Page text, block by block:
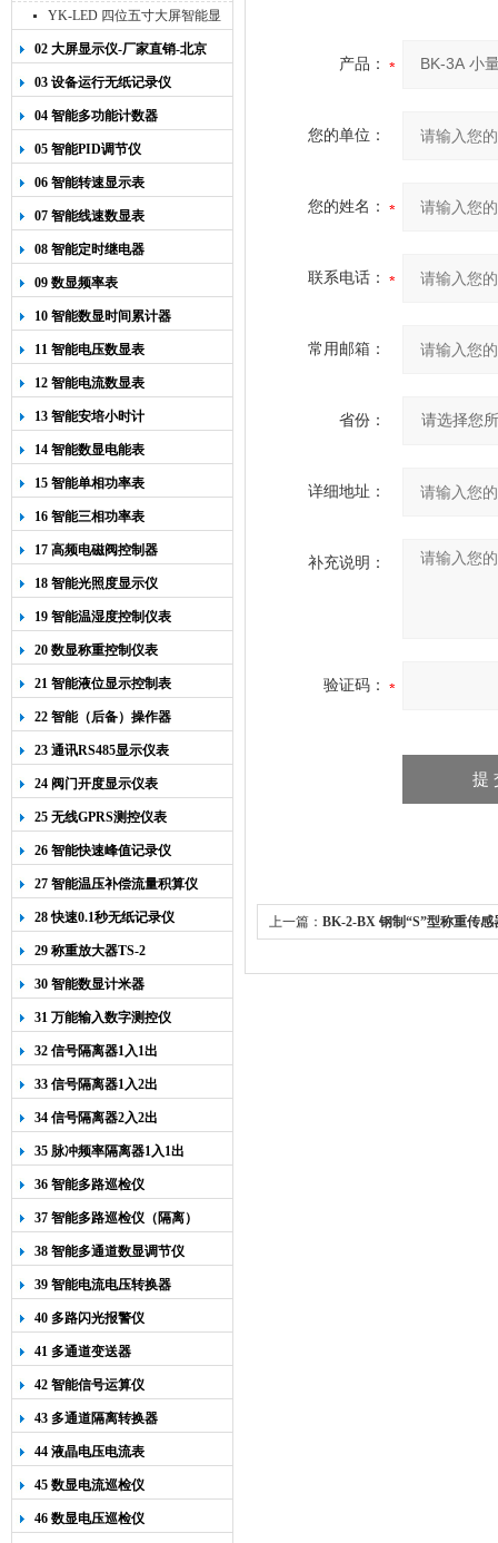
八寸
YK-LED 四位五寸大屏智能显
示仪
02 大屏显示仪-厂家直销-北京
宇科泰吉
03 设备运行无纸记录仪
04 智能多功能计数器
05 智能PID调节仪
06 智能转速显示表
07 智能线速数显表
08 智能定时继电器
09 数显频率表
10 智能数显时间累计器
11 智能电压数显表
12 智能电流数显表
13 智能安培小时计
14 智能数显电能表
15 智能单相功率表
16 智能三相功率表
17 高频电磁阀控制器
18 智能光照度显示仪
19 智能温湿度控制仪表
20 数显称重控制仪表
21 智能液位显示控制表
22 智能（后备）操作器
23 通讯RS485显示仪表
24 阀门开度显示仪表
25 无线GPRS测控仪表
26 智能快速峰值记录仪
27 智能温压补偿流量积算仪
28 快速0.1秒无纸记录仪
29 称重放大器TS-2
30 智能数显计米器
31 万能输入数字测控仪
32 信号隔离器1入1出
33 信号隔离器1入2出
34 信号隔离器2入2出
35 脉冲频率隔离器1入1出
36 智能多路巡检仪
37 智能多路巡检仪（隔离）
38 智能多通道数显调节仪
39 智能电流电压转换器
40 多路闪光报警仪
41 多通道变送器
42 智能信号运算仪
43 多通道隔离转换器
44 液晶电压电流表
45 数显电流巡检仪
46 数显电压巡检仪
产品：
您的单位：
您的姓名：
联系电话：
常用邮箱：
省份：
详细地址：
补充说明：
验证码：
上一篇： BK-2-BX 钢制“S”型称重传感